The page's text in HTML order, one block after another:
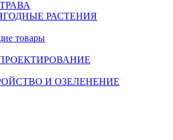
РАСТЕНИЯ
товары
И ОЗЕЛЕНЕНИЕ